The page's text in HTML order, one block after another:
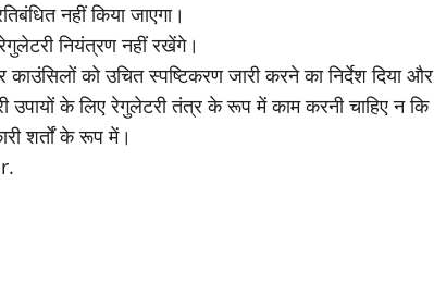
नहीं किया जाएगा।
नियंत्रण नहीं रखेंगे।
को उचित स्पष्टिकरण जारी करने का निर्देश दिया और
के लिए रेगुलेटरी तंत्र के रूप में काम करनी चाहिए न कि
शर्तों के रूप में।